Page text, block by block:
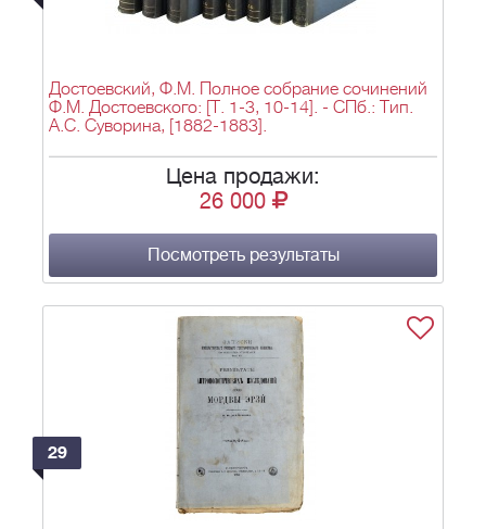
Достоевский, Ф.М. Полное собрание сочинений
Ф.М. Достоевского: [Т. 1-3, 10-14]. - СПб.: Тип.
А.С. Суворина, [1882-1883].
Цена продажи:
26 000
Посмотреть результаты
29